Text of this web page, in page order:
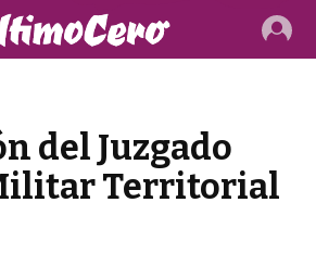
del Juzgado
Territorial